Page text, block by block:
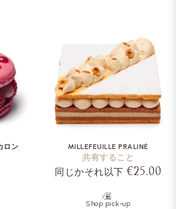
ロン MILLEFEUILLE PRALINÉ
共有すること
同じかそれ以下 €25.00
Shop pick-up